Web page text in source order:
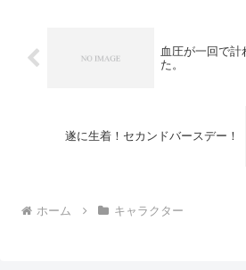
血圧が一回で計
た。
遂に生着！セカンドバースデー！
ホーム キャラクター